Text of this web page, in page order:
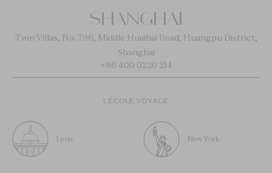
SHANGHAI
Twin Villas, No. 796, Middle Huaihai Road, Huangpu District,
Shanghai
+86 400 0220 214
L’ÉCOLE VOYAGE
Lyon New York